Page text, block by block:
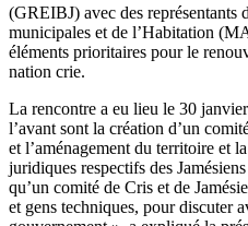
(GREIBJ) avec des représentants
municipales et de l’Habitation
éléments prioritaires pour le
nation crie.
La rencontre a eu lieu le 30
l’avant sont la création d’un
et l’aménagement du territoire et
juridiques respectifs des
qu’un comité de Cris et de
et gens techniques, pour discuter